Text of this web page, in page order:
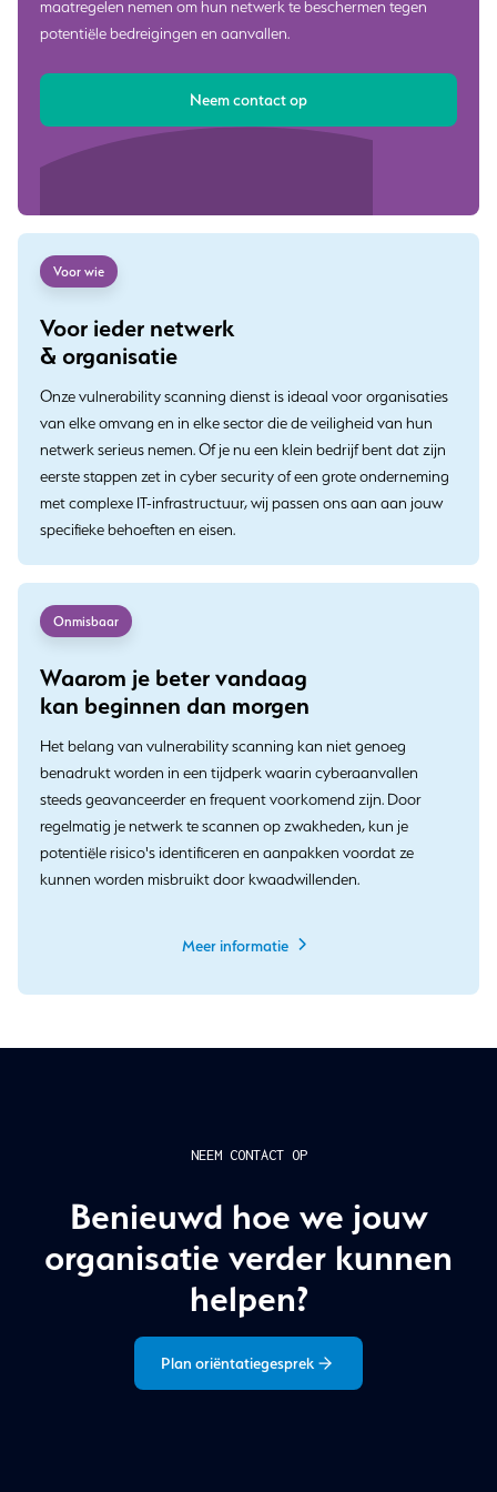
maatregelen nemen om hun netwerk te beschermen tegen
potentiële bedreigingen en aanvallen.
Neem contact op
Voor wie
Voor ieder netwerk
& organisatie
Onze vulnerability scanning dienst is ideaal voor organisaties
van elke omvang en in elke sector die de veiligheid van hun
netwerk serieus nemen. Of je nu een klein bedrijf bent dat zijn
eerste stappen zet in cyber security of een grote onderneming
met complexe IT-infrastructuur, wij passen ons aan aan jouw
specifieke behoeften en eisen.
Onmisbaar
Waarom je beter vandaag
kan beginnen dan morgen
Het belang van vulnerability scanning kan niet genoeg
benadrukt worden in een tijdperk waarin cyberaanvallen
steeds geavanceerder en frequent voorkomend zijn. Door
regelmatig je netwerk te scannen op zwakheden, kun je
potentiële risico's identificeren en aanpakken voordat ze
kunnen worden misbruikt door kwaadwillenden.
Meer informatie
NEEM CONTACT OP
Benieuwd hoe we jouw
organisatie verder kunnen
helpen?
Plan oriëntatiegesprek